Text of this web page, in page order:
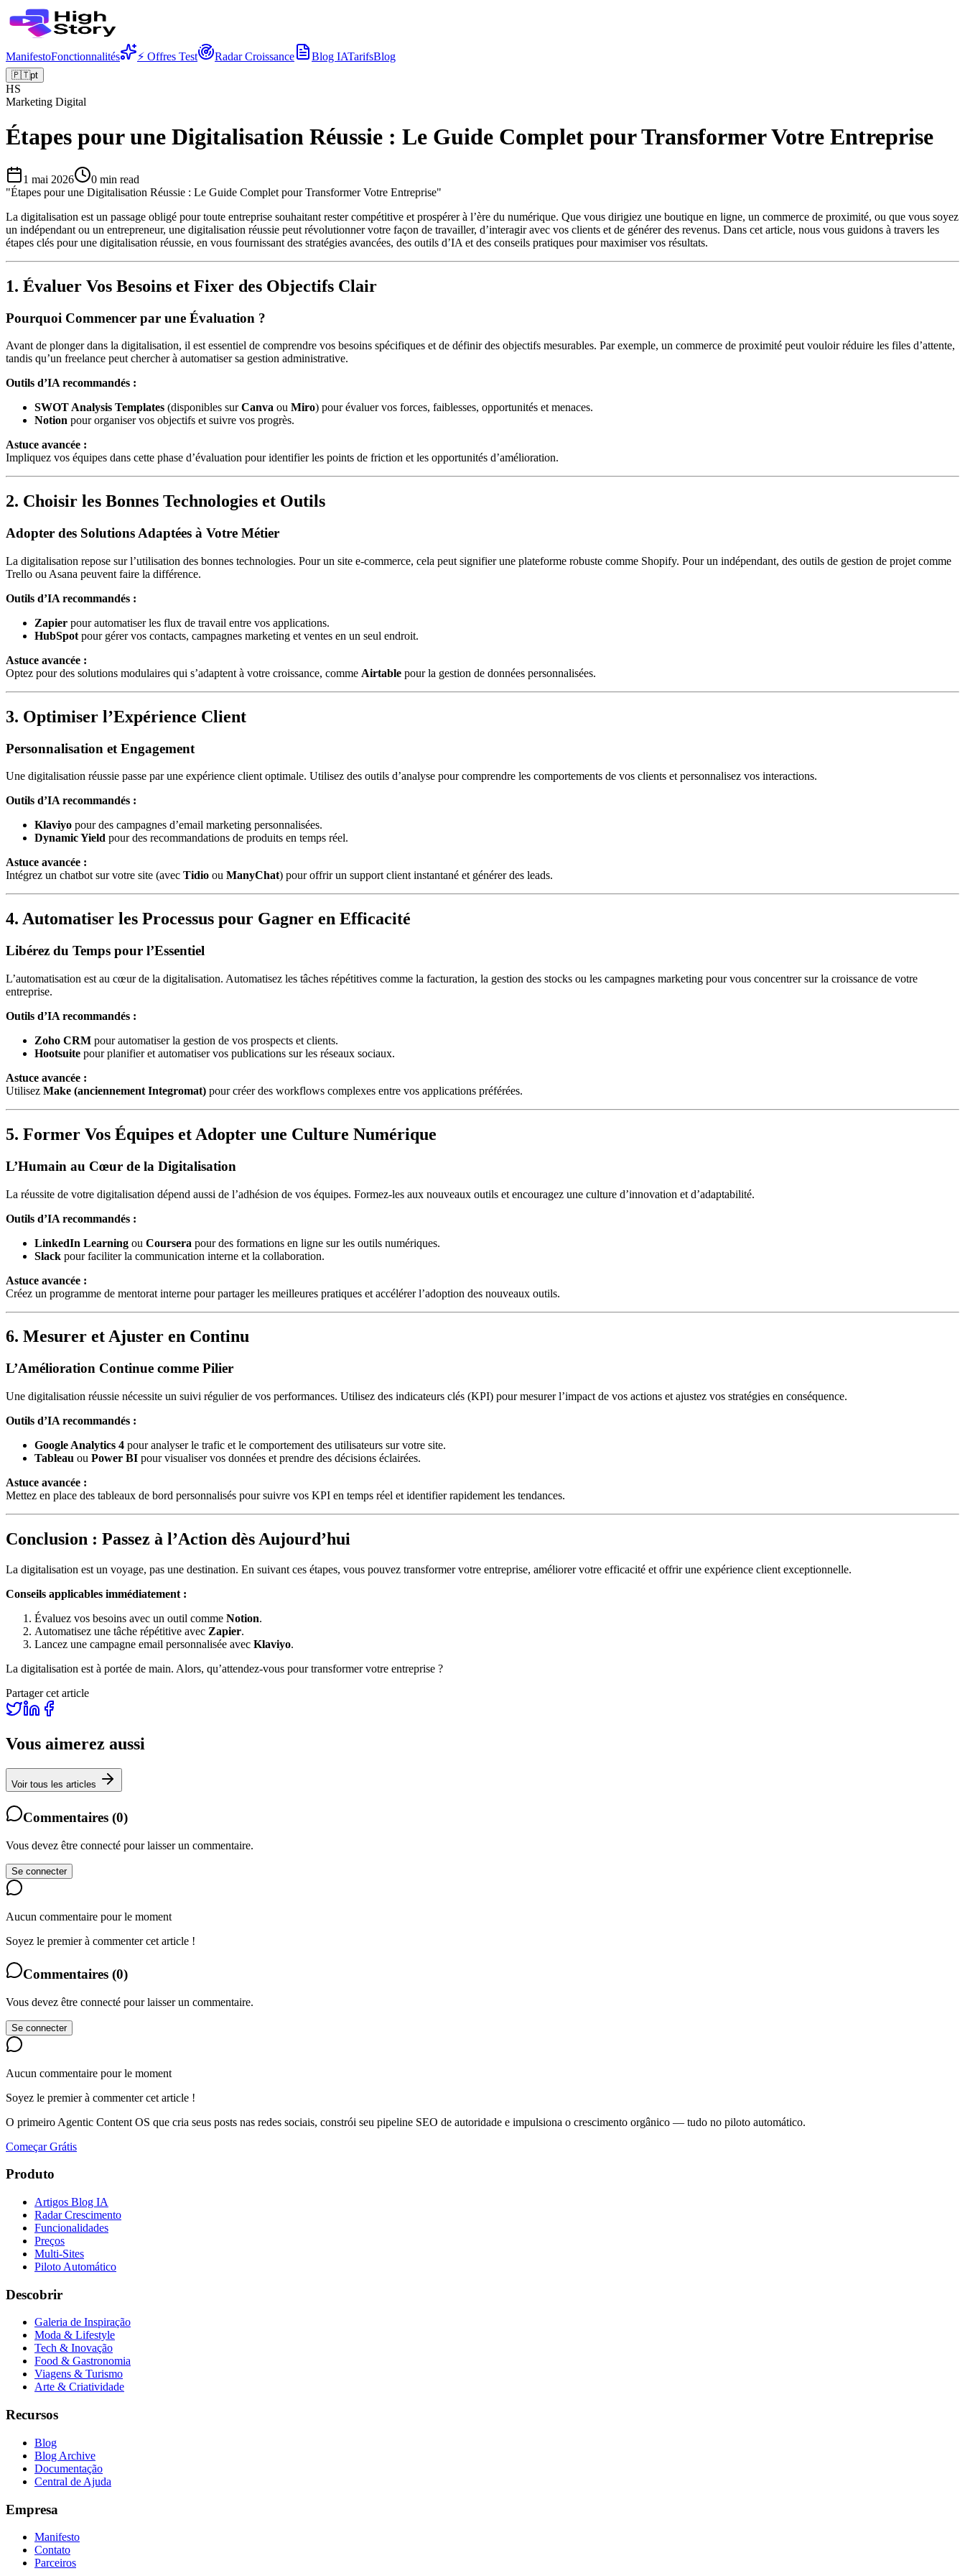
ManifestoFonctionnalités ⚡ Offres Test Radar Croissance Blog IATarifsBlog
🇵🇹pt
HS
Marketing Digital
Étapes pour une Digitalisation Réussie : Le Guide Complet pour Transformer Votre Entreprise
1 mai 2026 0 min read
"Étapes pour une Digitalisation Réussie : Le Guide Complet pour Transformer Votre Entreprise"
La digitalisation est un passage obligé pour toute entreprise souhaitant rester compétitive et prospérer à l’ère du numérique. Que vous dirigiez une boutique en ligne, un commerce de proximité, ou que vous soyez
un indépendant ou un entrepreneur, une digitalisation réussie peut révolutionner votre façon de travailler, d’interagir avec vos clients et de générer des revenus. Dans cet article, nous vous guidons à travers les
étapes clés pour une digitalisation réussie, en vous fournissant des stratégies avancées, des outils d’IA et des conseils pratiques pour maximiser vos résultats.
1. Évaluer Vos Besoins et Fixer des Objectifs Clair
Pourquoi Commencer par une Évaluation ?
Avant de plonger dans la digitalisation, il est essentiel de comprendre vos besoins spécifiques et de définir des objectifs mesurables. Par exemple, un commerce de proximité peut vouloir réduire les files d’attente,
tandis qu’un freelance peut chercher à automatiser sa gestion administrative.
Outils d’IA recommandés :
SWOT Analysis Templates (disponibles surCanva ou Miro) pour évaluer vos forces, faiblesses, opportunités et menaces.
Notion pour organiser vos objectifs et suivre vos progrès.
Astuce avancée :
Impliquez vos équipes dans cette phase d’évaluation pour identifier les points de friction et les opportunités d’amélioration.
2. Choisir les Bonnes Technologies et Outils
Adopter des Solutions Adaptées à Votre Métier
La digitalisation repose sur l’utilisation des bonnes technologies. Pour un site e-commerce, cela peut signifier une plateforme robuste comme Shopify. Pour un indépendant, des outils de gestion de projet comme
Trello ou Asana peuvent faire la différence.
Outils d’IA recommandés :
Zapier pour automatiser les flux de travail entre vos applications.
HubSpot pour gérer vos contacts, campagnes marketing et ventes en un seul endroit.
Astuce avancée :
Optez pour des solutions modulaires qui s’adaptent à votre croissance, comme Airtable pour la gestion de données personnalisées.
3. Optimiser l’Expérience Client
Personnalisation et Engagement
Une digitalisation réussie passe par une expérience client optimale. Utilisez des outils d’analyse pour comprendre les comportements de vos clients et personnalisez vos interactions.
Outils d’IA recommandés :
Klaviyo pour des campagnes d’email marketing personnalisées.
Dynamic Yield pour des recommandations de produits en temps réel.
Astuce avancée :
Intégrez un chatbot sur votre site (avec Tidio ou ManyChat) pour offrir un support client instantané et générer des leads.
4. Automatiser les Processus pour Gagner en Efficacité
Libérez du Temps pour l’Essentiel
L’automatisation est au cœur de la digitalisation. Automatisez les tâches répétitives comme la facturation, la gestion des stocks ou les campagnes marketing pour vous concentrer sur la croissance de votre
entreprise.
Outils d’IA recommandés :
Zoho CRM pour automatiser la gestion de vos prospects et clients.
Hootsuite pour planifier et automatiser vos publications sur les réseaux sociaux.
Astuce avancée :
Utilisez Make (anciennement Integromat) pour créer des workflows complexes entre vos applications préférées.
5. Former Vos Équipes et Adopter une Culture Numérique
L’Humain au Cœur de la Digitalisation
La réussite de votre digitalisation dépend aussi de l’adhésion de vos équipes. Formez-les aux nouveaux outils et encouragez une culture d’innovation et d’adaptabilité.
Outils d’IA recommandés :
LinkedIn Learning ou Coursera pour des formations en ligne sur les outils numériques.
Slack pour faciliter la communication interne et la collaboration.
Astuce avancée :
Créez un programme de mentorat interne pour partager les meilleures pratiques et accélérer l’adoption des nouveaux outils.
6. Mesurer et Ajuster en Continu
L’Amélioration Continue comme Pilier
Une digitalisation réussie nécessite un suivi régulier de vos performances. Utilisez des indicateurs clés (KPI) pour mesurer l’impact de vos actions et ajustez vos stratégies en conséquence.
Outils d’IA recommandés :
Google Analytics 4 pour analyser le trafic et le comportement des utilisateurs sur votre site.
Tableau ou Power BI pour visualiser vos données et prendre des décisions éclairées.
Astuce avancée :
Mettez en place des tableaux de bord personnalisés pour suivre vos KPI en temps réel et identifier rapidement les tendances.
Conclusion : Passez à l’Action dès Aujourd’hui
La digitalisation est un voyage, pas une destination. En suivant ces étapes, vous pouvez transformer votre entreprise, améliorer votre efficacité et offrir une expérience client exceptionnelle.
Conseils applicables immédiatement :
Évaluez vos besoins avec un outil comme Notion.
Automatisez une tâche répétitive avec Zapier.
Lancez une campagne email personnalisée avec Klaviyo.
La digitalisation est à portée de main. Alors, qu’attendez-vous pour transformer votre entreprise ?
Partager cet article
Vous aimerez aussi
Voir tous les articles
Commentaires (0)
Vous devez être connecté pour laisser un commentaire.
Se connecter
Aucun commentaire pour le moment
Soyez le premier à commenter cet article !
Commentaires (0)
Vous devez être connecté pour laisser un commentaire.
Se connecter
Aucun commentaire pour le moment
Soyez le premier à commenter cet article !
O primeiro Agentic Content OS que cria seus posts nas redes sociais, constrói seu pipeline SEO de autoridade e impulsiona o crescimento orgânico — tudo no piloto automático.
Começar Grátis
Produto
Artigos Blog IA
Radar Crescimento
Funcionalidades
Preços
Multi-Sites
Piloto Automático
Descobrir
Galeria de Inspiração
Moda & Lifestyle
Tech & Inovação
Food & Gastronomia
Viagens & Turismo
Arte & Criatividade
Recursos
Blog
Blog Archive
Documentação
Central de Ajuda
Empresa
Manifesto
Contato
Parceiros